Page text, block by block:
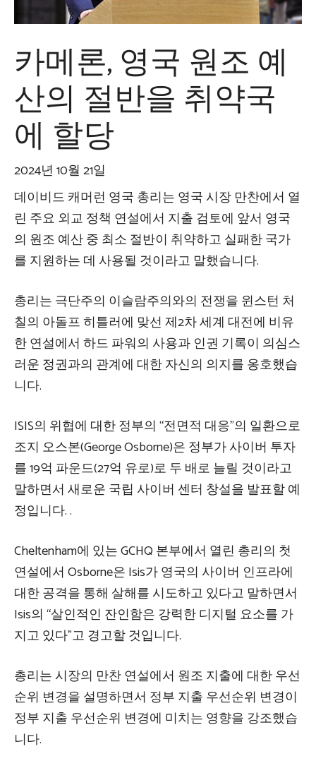
카메론, 영국 원조 예
산의 절반을 취약국
에 할당
2024년 10월 21일
데이비드 캐머런 영국 총리는 영국 시장 만찬에서 열
린 주요 외교 정책 연설에서 지출 검토에 앞서 영국
의 원조 예산 중 최소 절반이 취약하고 실패한 국가
를 지원하는 데 사용될 것이라고 말했습니다.
총리는 극단주의 이슬람주의와의 전쟁을 윈스턴 처
칠의 아돌프 히틀러에 맞선 제2차 세계 대전에 비유
한 연설에서 하드 파워의 사용과 인권 기록이 의심스
러운 정권과의 관계에 대한 자신의 의지를 옹호했습
니다.
ISIS의 위협에 대한 정부의 “전면적 대응”의 일환으로
조지 오스본(George Osborne)은 정부가 사이버 투자
를 19억 파운드(27억 유로)로 두 배로 늘릴 것이라고
말하면서 새로운 국립 사이버 센터 창설을 발표할 예
정입니다. .
Cheltenham에 있는 GCHQ 본부에서 열린 총리의 첫
연설에서 Osborne은 Isis가 영국의 사이버 인프라에
대한 공격을 통해 살해를 시도하고 있다고 말하면서
Isis의 “살인적인 잔인함은 강력한 디지털 요소를 가
지고 있다”고 경고할 것입니다.
총리는 시장의 만찬 연설에서 원조 지출에 대한 우선
순위 변경을 설명하면서 정부 지출 우선순위 변경이
정부 지출 우선순위 변경에 미치는 영향을 강조했습
니다.